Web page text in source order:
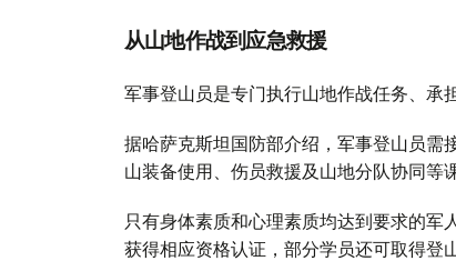
从山地作战到应急救援
军事登山员是专门执行山地作战任务、承
据哈萨克斯坦国防部介绍，军事登山员需
山装备使用、伤员救援及山地分队协同等
只有身体素质和心理素质均达到要求的
获得相应资格认证，部分学员还可取得登